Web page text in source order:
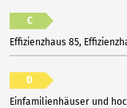
C
Effizienzhaus 85,
D
Einfamilienhäuser und